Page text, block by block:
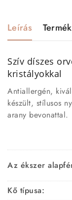
Leírás
Szív díszes
kristályokkal
Antiallergén,
készült, stílusos
arany bevonattal.
Az ékszer
Kő típusa: